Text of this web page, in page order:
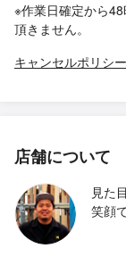
※作業日確定から
頂きません。
キャンセルポリシ
店舗について
見た
笑顔